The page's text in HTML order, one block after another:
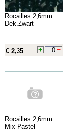
Rocailles 2,6mm
Dek.Zwart
€ 2,35
Rocailles 2,6mm
Mix Pastel